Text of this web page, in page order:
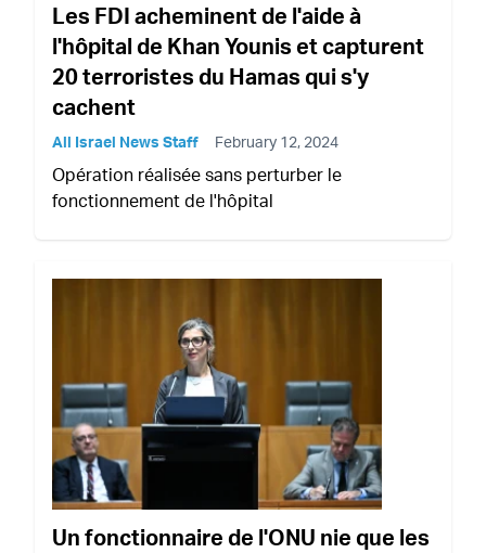
Les FDI acheminent de l'aide à
l'hôpital de Khan Younis et capturent
20 terroristes du Hamas qui s'y
cachent
All Israel News Staff February 12, 2024
Opération réalisée sans perturber le
fonctionnement de l'hôpital
Un fonctionnaire de l'ONU nie que les